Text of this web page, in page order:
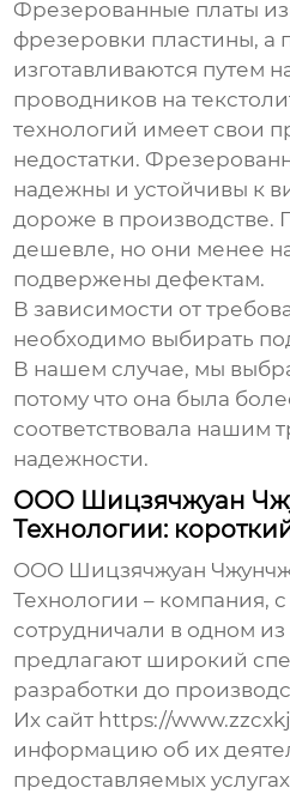
Фрезерованные платы
фрезеровки пластины, а
изготавливаются путем
проводников на
технологий имеет свои
недостатки.
надежны и устойчивы к
дороже в производстве.
дешевле, но они менее
подвержены дефектам.
В зависимости от
необходимо выбирать
В нашем случае, мы
потому что она была
соответствовала нашим
надежности.
ООО Шицзячжуан
Технологии:
ООО Шицзячжуан
Технологии – компания,
сотрудничали в одном
предлагают широкий
разработки до
Их сайт https://
информацию об их
предоставляемых